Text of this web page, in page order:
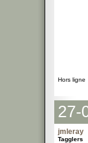
Hors ligne
27-
jmleray
Tagglers